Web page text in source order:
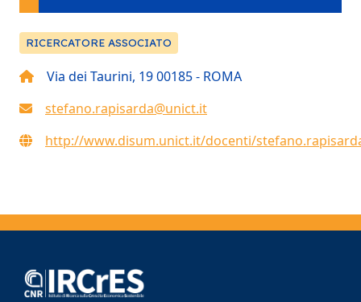
RICERCATORE ASSOCIATO
Via dei Taurini, 19 00185 - ROMA
stefano.rapisarda@unict.it
http://www.disum.unict.it/docenti/